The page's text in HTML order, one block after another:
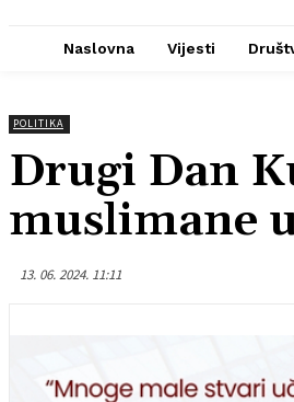
Naslovna Vijesti
POLITIKA
Drugi Dan
muslimane
13. 06. 2024. 11:11